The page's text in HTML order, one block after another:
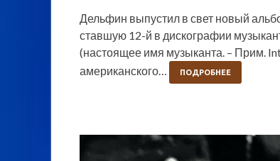
Дельфин выпустил в свет новый
ставшую 12-й в дискографии
(настоящее имя музыканта. – Прим.
американского…
ПОДРОБНЕЕ